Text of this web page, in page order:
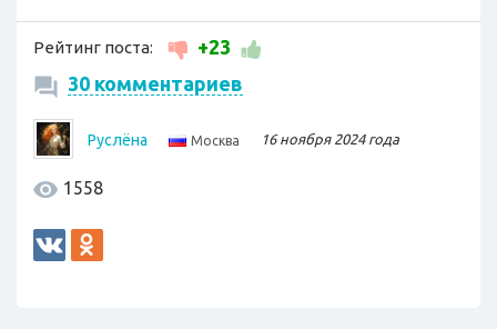
Рейтинг поста:
+23
30 комментариев
Руслёна Москва 16 ноября 2024 года
1558